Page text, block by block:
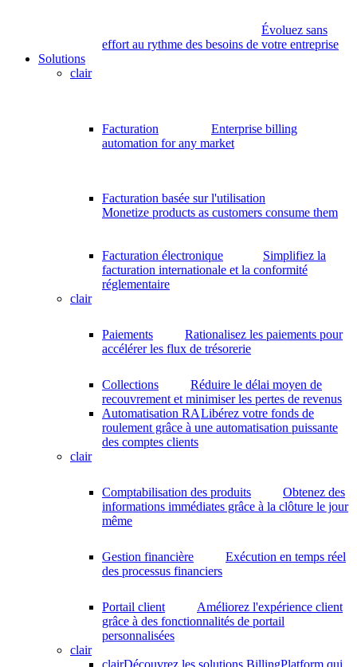
Évoluez sans
effort au rythme des besoins de votre entreprise
Solutions
clair
Facturation
Enterprise billing
automation for any market
Facturation basée sur l'utilisation
Monetize products as customers consume them
Facturation électronique
Simplifiez la
facturation internationale et la conformité
réglementaire
clair
Paiements
Rationalisez les paiements pour
accélérer les flux de trésorerie
Collections
Réduire le délai moyen de
recouvrement et minimiser les pertes de revenus
Automatisation RALibérez votre fonds de
roulement grâce à une automatisation puissante
des comptes clients
clair
Comptabilisation des produits
Obtenez des
informations immédiates grâce à la clôture le jour
même
Gestion financière
Exécution en temps réel
des processus financiers
Portail client
Améliorez l'expérience client
grâce à des fonctionnalités de portail
personnalisées
clair